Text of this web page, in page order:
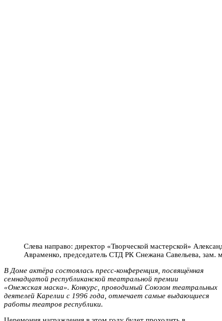
Слева направо: директор «Творческой мастерской»
Авраменко, председатель СТД РК Снежана Савельева,
В Доме актёра состоялась пресс-конференция, посвящённая
семнадцатой республиканской театральной премии
«Онежская маска». Конкурс, проводимый Союзом театральных
деятелей Карелии с 1996 года, отмечает самые выдающиеся
работы театров республики.